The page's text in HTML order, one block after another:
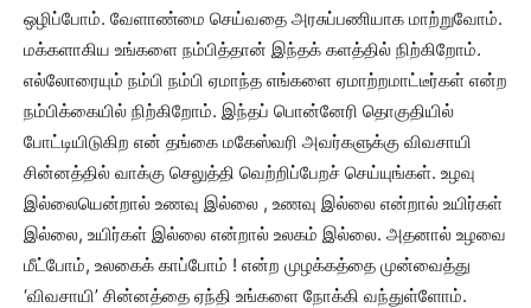
ஒழிப்போம். வேளாண்மை செய்வதை அரசுப்பணியாக மாற்றுவோம்.
மக்களாகிய உங்களை நம்பித்தான் இந்தக் களத்தில் நிற்கிறோம்.
எல்லோரையும் நம்பி நம்பி ஏமாந்த எங்களை ஏமாற்றமாட்டீர்கள் என்ற
நம்பிக்கையில் நிற்கிறோம். இந்தப் பொன்னேரி தொகுதியில்
போட்டியிடுகிற என் தங்கை மகேஸ்வரி அவர்களுக்கு விவசாயி
சின்னத்தில் வாக்கு செலுத்தி வெற்றிப்பேறச் செய்யுங்கள். உழவு
இல்லையென்றால் உணவு இல்லை , உணவு இல்லை என்றால் உயிர்கள்
இல்லை, உயிர்கள் இல்லை என்றால் உலகம் இல்லை. அதனால் உழவை
மீட்போம், உலகைக் காப்போம் ! என்ற முழக்கத்தை முன்வைத்து
‘விவசாயி’ சின்னத்தை ஏந்தி உங்களை நோக்கி வந்துள்ளோம்.